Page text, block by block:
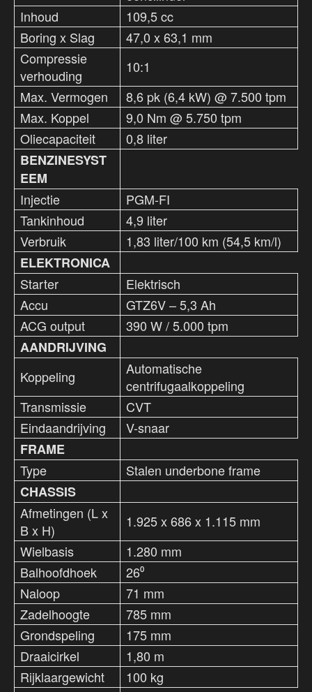
Inhoud
109,5 cc
Boring x Slag
47,0 x 63,1 mm
Compressie
verhouding
10:1
Max. Vermogen
8,6 pk (6,4 kW) @ 7.500 tpm
Max. Koppel
9,0 Nm @ 5.750 tpm
Oliecapaciteit
0,8 liter
BENZINESYST
EEM
Injectie
PGM-FI
Tankinhoud
4,9 liter
Verbruik
1,83 liter/100 km (54,5 km/l)
ELEKTRONICA
Starter
Elektrisch
Accu
GTZ6V – 5,3 Ah
ACG output
390 W / 5.000 tpm
AANDRIJVING
Koppeling
Automatische
centrifugaalkoppeling
Transmissie
CVT
Eindaandrijving
V-snaar
FRAME
Type
Stalen underbone frame
CHASSIS
Afmetingen (L x
B x H)
1.925 x 686 x 1.115 mm
Wielbasis
1.280 mm
Balhoofdhoek
26⁰
Naloop
71 mm
Zadelhoogte
785 mm
Grondspeling
175 mm
Draaicirkel
1,80 m
Rijklaargewicht
100 kg